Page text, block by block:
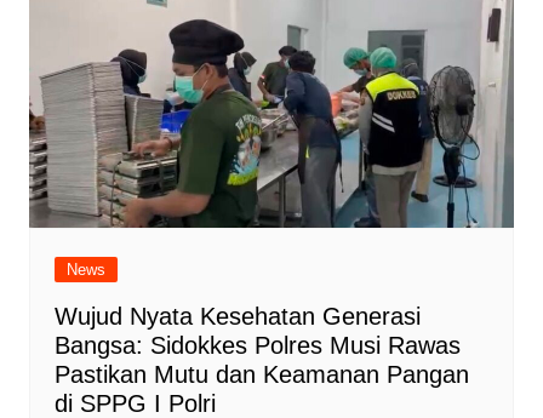
News
Wujud Nyata Kesehatan Generasi
Bangsa: Sidokkes Polres Musi Rawas
Pastikan Mutu dan Keamanan Pangan
di SPPG I Polri